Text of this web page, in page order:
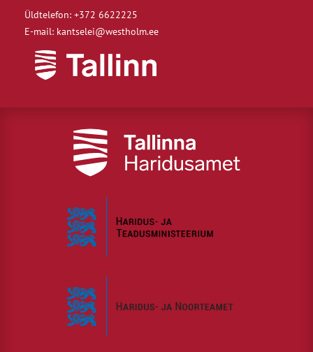
Üldtelefon: +372 6622225
E-mail: kantselei@westholm.ee